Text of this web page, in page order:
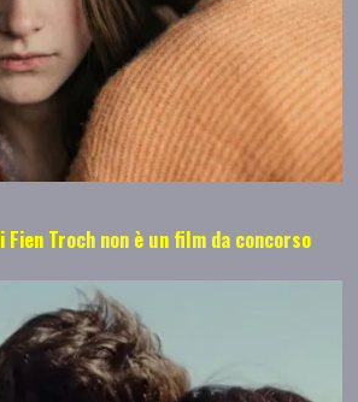
Fien Troch non è un film da concorso